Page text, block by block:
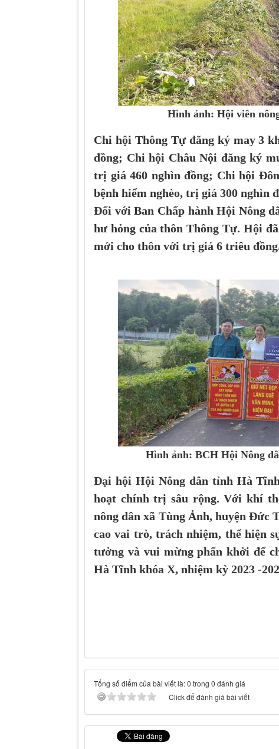
Hình ảnh: Hội viên
Chi hội Thông Tự đăng ký may 3
đồng; Chi hội Châu Nội đăng ký
trị giá 460 nghìn đồng; Chi hội
bệnh hiểm nghèo, trị giá 300 nghìn
Đối với Ban Chấp hành Hội Nông
hư hỏng của thôn Thông Tự. Hội
mới cho thôn với trị giá 6 triêu
Hình ảnh: BCH Hội Nông
Đại hội Hội Nông dân tỉnh Hà
hoạt chính trị sâu rộng. Với khí
nông dân xã Tùng Ảnh, huyện Đức
cao vai trò, trách nhiệm, thể hiện
tưởng và vui mừng phấn khởi để
Hà Tĩnh khóa X, nhiệm kỳ 2023 -
Tổng số điểm của bài viết là: 0 trong 0 đánh giá
Click để đánh giá bài viết